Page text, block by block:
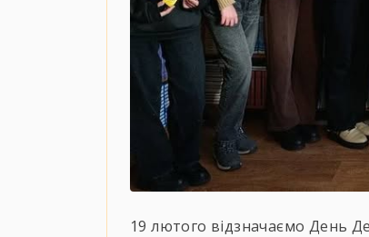
19 лютого відзначаємо День